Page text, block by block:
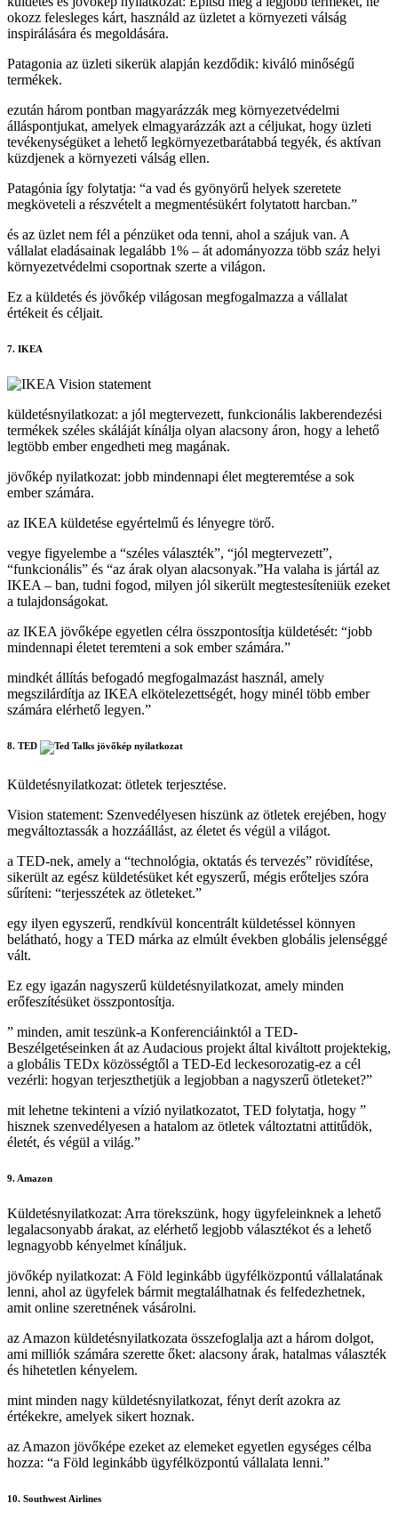
okozz felesleges kárt, használd az üzletet a környezeti válság
inspirálására és megoldására.
Patagonia az üzleti sikerük alapján kezdődik: kiváló minőségű
termékek.
ezután három pontban magyarázzák meg környezetvédelmi
álláspontjukat, amelyek elmagyarázzák azt a céljukat, hogy üzleti
tevékenységüket a lehető legkörnyezetbarátabbá tegyék, és aktívan
küzdjenek a környezeti válság ellen.
Patagónia így folytatja: “a vad és gyönyörű helyek szeretete
megköveteli a részvételt a megmentésükért folytatott harcban.”
és az üzlet nem fél a pénzüket oda tenni, ahol a szájuk van. A
vállalat eladásainak legalább 1% – át adományozza több száz helyi
környezetvédelmi csoportnak szerte a világon.
Ez a küldetés és jövőkép világosan megfogalmazza a vállalat
értékeit és céljait.
7. IKEA
küldetésnyilatkozat: a jól megtervezett, funkcionális lakberendezési
termékek széles skáláját kínálja olyan alacsony áron, hogy a lehető
legtöbb ember engedheti meg magának.
jövőkép nyilatkozat: jobb mindennapi élet megteremtése a sok
ember számára.
az IKEA küldetése egyértelmű és lényegre törő.
vegye figyelembe a “széles választék”, “jól megtervezett”,
“funkcionális” és “az árak olyan alacsonyak.”Ha valaha is jártál az
IKEA – ban, tudni fogod, milyen jól sikerült megtestesíteniük ezeket
a tulajdonságokat.
az IKEA jövőképe egyetlen célra összpontosítja küldetését: “jobb
mindennapi életet teremteni a sok ember számára.”
mindkét állítás befogadó megfogalmazást használ, amely
megszilárdítja az IKEA elkötelezettségét, hogy minél több ember
számára elérhető legyen.”
8. TED
Küldetésnyilatkozat: ötletek terjesztése.
Vision statement: Szenvedélyesen hiszünk az ötletek erejében, hogy
megváltoztassák a hozzáállást, az életet és végül a világot.
a TED-nek, amely a “technológia, oktatás és tervezés” rövidítése,
sikerült az egész küldetésüket két egyszerű, mégis erőteljes szóra
sűríteni: “terjesszétek az ötleteket.”
egy ilyen egyszerű, rendkívül koncentrált küldetéssel könnyen
belátható, hogy a TED márka az elmúlt években globális jelenséggé
vált.
Ez egy igazán nagyszerű küldetésnyilatkozat, amely minden
erőfeszítésüket összpontosítja.
” minden, amit teszünk-a Konferenciáinktól a TED-
Beszélgetéseinken át az Audacious projekt által kiváltott projektekig,
a globális TEDx közösségtől a TED-Ed leckesorozatig-ez a cél
vezérli: hogyan terjeszthetjük a legjobban a nagyszerű ötleteket?”
mit lehetne tekinteni a vízió nyilatkozatot, TED folytatja, hogy ”
hisznek szenvedélyesen a hatalom az ötletek változtatni attitűdök,
életét, és végül a világ.”
9. Amazon
Küldetésnyilatkozat: Arra törekszünk, hogy ügyfeleinknek a lehető
legalacsonyabb árakat, az elérhető legjobb választékot és a lehető
legnagyobb kényelmet kínáljuk.
jövőkép nyilatkozat: A Föld leginkább ügyfélközpontú vállalatának
lenni, ahol az ügyfelek bármit megtalálhatnak és felfedezhetnek,
amit online szeretnének vásárolni.
az Amazon küldetésnyilatkozata összefoglalja azt a három dolgot,
ami milliók számára szerette őket: alacsony árak, hatalmas választék
és hihetetlen kényelem.
mint minden nagy küldetésnyilatkozat, fényt derít azokra az
értékekre, amelyek sikert hoznak.
az Amazon jövőképe ezeket az elemeket egyetlen egységes célba
hozza: “a Föld leginkább ügyfélközpontú vállalata lenni.”
10. Southwest Airlines